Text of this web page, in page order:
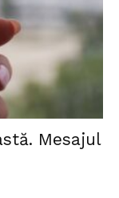
Mesajul